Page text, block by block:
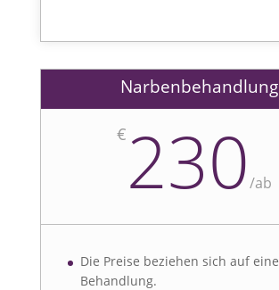
Narbenbehandlung
€ 230/ab
Die Preise beziehen sich auf eine
Behandlung.